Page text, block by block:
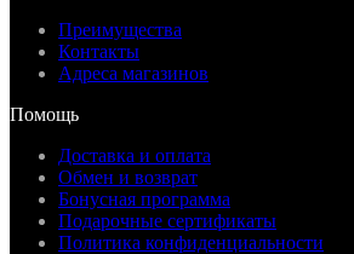
Преимущества
Контакты
Адреса магазинов
Помощь
Доставка и оплата
Обмен и возврат
Бонусная программа
Подарочные сертификаты
Политика конфиденциальности